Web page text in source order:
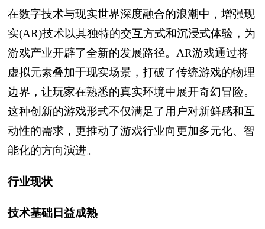
在数字技术与现实世界深度融合的浪潮中，增强现
实(AR)技术以其独特的交互方式和沉浸式体验，为
游戏产业开辟了全新的发展路径。AR游戏通过将
虚拟元素叠加于现实场景，打破了传统游戏的物理
边界，让玩家在熟悉的真实环境中展开奇幻冒险。
这种创新的游戏形式不仅满足了用户对新鲜感和互
动性的需求，更推动了游戏行业向更加多元化、智
能化的方向演进。
行业现状
技术基础日益成熟